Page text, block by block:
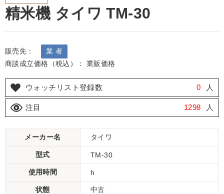
精米機 タイワ TM-30
販売先：
業 者
商談成立価格（税込）： 業販価格
ウォッチリスト登録数 0 人
注目 1298 人
メーカー名 タイワ
型式 TM-30
使用時間 h
状態 中古